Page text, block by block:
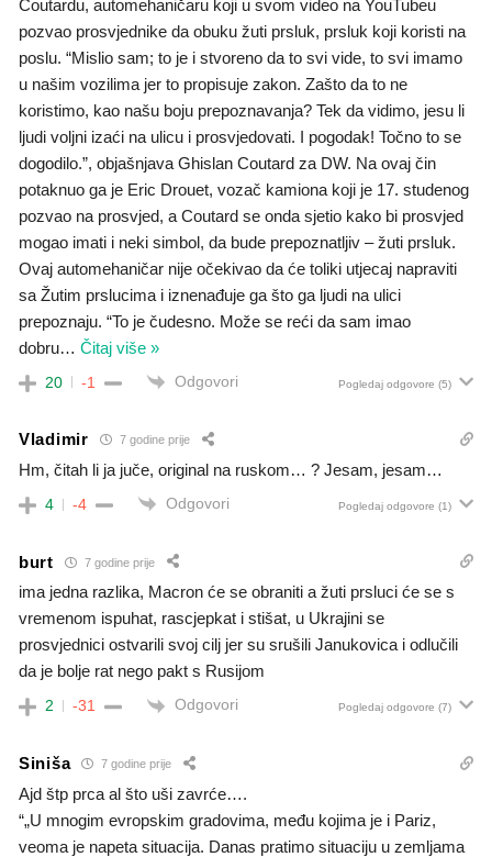
Coutardu, automehaničaru koji u svom video na YouTubeu
pozvao prosvjednike da obuku žuti prsluk, prsluk koji koristi na
poslu. “Mislio sam; to je i stvoreno da to svi vide, to svi imamo
u našim vozilima jer to propisuje zakon. Zašto da to ne
koristimo, kao našu boju prepoznavanja? Tek da vidimo, jesu li
ljudi voljni izaći na ulicu i prosvjedovati. I pogodak! Točno to se
dogodilo.”, objašnjava Ghislan Coutard za DW. Na ovaj čin
potaknuo ga je Eric Drouet, vozač kamiona koji je 17. studenog
pozvao na prosvjed, a Coutard se onda sjetio kako bi prosvjed
mogao imati i neki simbol, da bude prepoznatljiv – žuti prsluk.
Ovaj automehaničar nije očekivao da će toliki utjecaj napraviti
sa Žutim prslucima i iznenađuje ga što ga ljudi na ulici
prepoznaju. “To je čudesno. Može se reći da sam imao
dobru… Čitaj više »
20 -1 Odgovori Pogledaj odgovore (5)
Vladimir 7 godine prije
Hm, čitah li ja juče, original na ruskom… ? Jesam, jesam…
4 -4 Odgovori Pogledaj odgovore (1)
burt 7 godine prije
ima jedna razlika, Macron će se obraniti a žuti prsluci će se s
vremenom ispuhat, rascjepkat i stišat, u Ukrajini se
prosvjednici ostvarili svoj cilj jer su srušili Janukovica i odlučili
da je bolje rat nego pakt s Rusijom
2 -31 Odgovori Pogledaj odgovore (7)
Siniša 7 godine prije
Ajd štp prca al što uši zavrće….
“„U mnogim evropskim gradovima, među kojima je i Pariz,
veoma je napeta situacija. Danas pratimo situaciju u zemljama